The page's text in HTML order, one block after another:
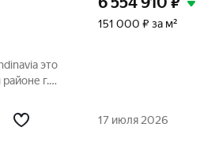
это
г.
151 000 ₽ за м²
17 июля 2026